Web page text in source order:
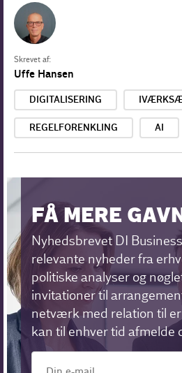
Skrevet af:
Uffe Hansen
DIGITALISERING
REGELFORENKLING AI
FÅ MERE
Nyhedsbrevet DI
relevante nyheder fra
politiske analyser og
invitationer til
netværk med relation til
kan til enhver tid afmelde